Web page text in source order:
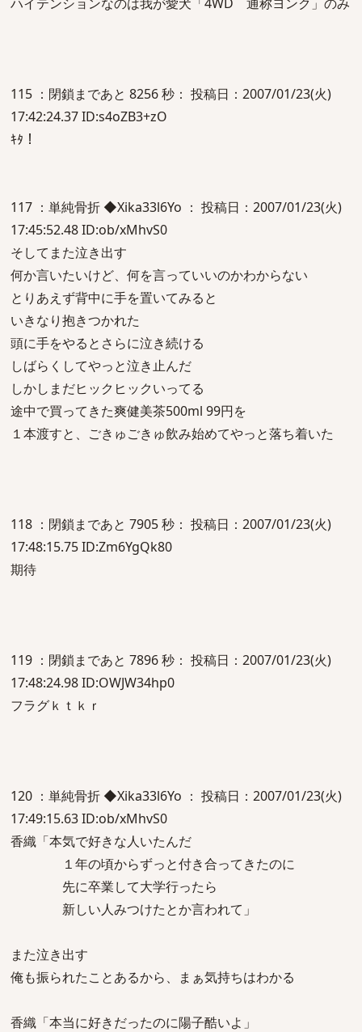
115 ：閉鎖まであと 8256 秒： 投稿日：2007/01/23(火)
17:42:24.37 ID:s4oZB3+zO
ｷﾀ！
117 ：単純骨折 ◆Xika33l6Yo ： 投稿日：2007/01/23(火)
17:45:52.48 ID:ob/xMhvS0
そしてまた泣き出す
何か言いたいけど、何を言っていいのかわからない
とりあえず背中に手を置いてみると
いきなり抱きつかれた
頭に手をやるとさらに泣き続ける
しばらくしてやっと泣き止んだ
しかしまだヒックヒックいってる
途中で買ってきた爽健美茶500ml 99円を
１本渡すと、ごきゅごきゅ飲み始めてやっと落ち着いた
118 ：閉鎖まであと 7905 秒： 投稿日：2007/01/23(火)
17:48:15.75 ID:Zm6YgQk80
期待
119 ：閉鎖まであと 7896 秒： 投稿日：2007/01/23(火)
17:48:24.98 ID:OWJW34hp0
フラグｋｔｋｒ
120 ：単純骨折 ◆Xika33l6Yo ： 投稿日：2007/01/23(火)
17:49:15.63 ID:ob/xMhvS0
香織「本気で好きな人いたんだ
１年の頃からずっと付き合ってきたのに
先に卒業して大学行ったら
新しい人みつけたとか言われて」
また泣き出す
俺も振られたことあるから、まぁ気持ちはわかる
香織「本当に好きだったのに陽子酷いよ」